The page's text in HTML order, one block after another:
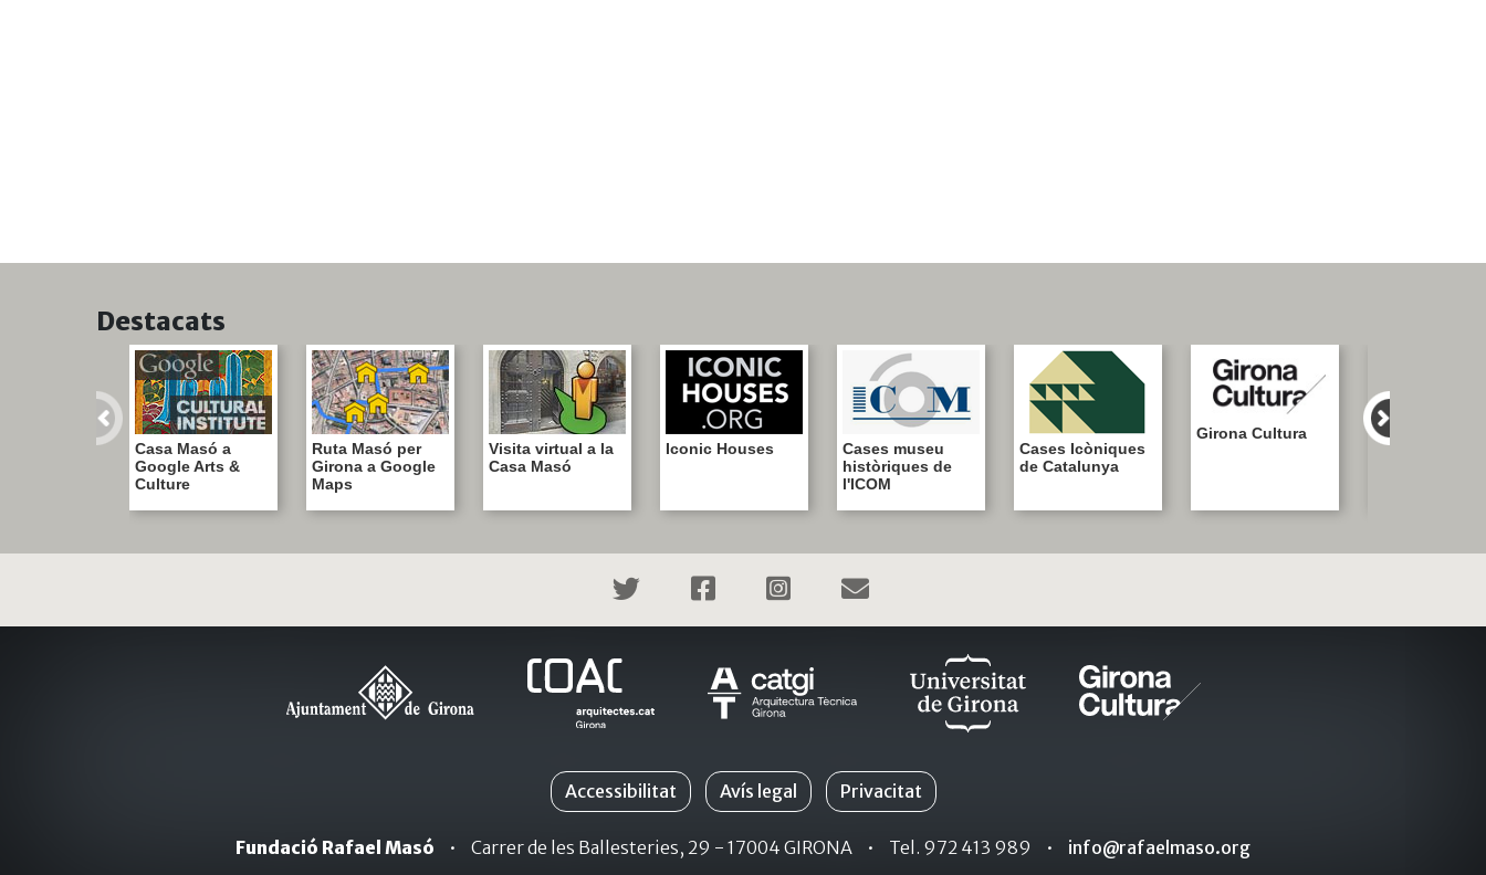
Destacats
Casa Masó a
Google Arts &
Culture
Ruta Masó per
Girona a Google
Maps
Visita virtual a la
Casa Masó
Iconic Houses
Cases museu
històriques de
l'ICOM
Cases Icòniques
de Catalunya
Girona Cultura
GironaMuseus
Accessibilitat Avís legal Privacitat
Fundació Rafael Masó • Carrer de les Ballesteries, 29 - 17004 GIRONA • Tel. 972 413 989 • info@rafaelmaso.org